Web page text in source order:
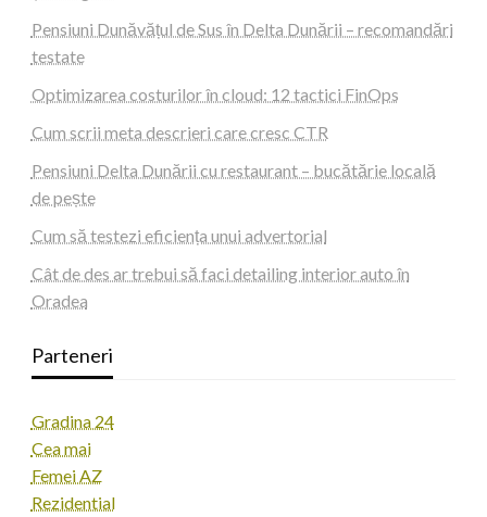
Pensiuni Dunăvățul de Sus în Delta Dunării – recomandări
testate
Optimizarea costurilor în cloud: 12 tactici FinOps
Cum scrii meta descrieri care cresc CTR
Pensiuni Delta Dunării cu restaurant – bucătărie locală
de pește
Cum să testezi eficiența unui advertorial
Cât de des ar trebui să faci detailing interior auto în
Oradea
Parteneri
Gradina 24
Cea mai
Femei AZ
Rezidential